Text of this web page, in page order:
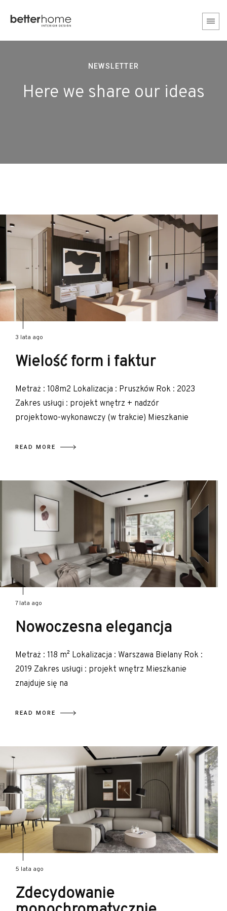
NEWSLETTER
Here we share our ideas
3 lata ago
Wielość form i faktur
Metraż : 108m2 Lokalizacja : Pruszków Rok : 2023
Zakres usługi : projekt wnętrz + nadzór
projektowo-wykonawczy (w trakcie) Mieszkanie
READ MORE
7 lata ago
Nowoczesna elegancja
Metraż : 118 m² Lokalizacja : Warszawa Bielany Rok :
2019 Zakres usługi : projekt wnętrz Mieszkanie
znajduje się na
READ MORE
5 lata ago
Zdecydowanie